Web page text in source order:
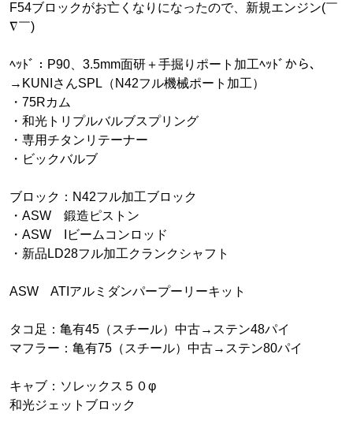
F54ブロックがお亡くなりになったので、新規エンジン(￣
∇￣)
ﾍｯﾄﾞ：P90、3.5mm面研＋手掘りポート加工ﾍｯﾄﾞから、
→KUNIさんSPL（N42フル機械ポート加工）
・75Rカム
・和光トリプルバルブスプリング
・専用チタンリテーナー
・ビックバルブ
ブロック：N42フル加工ブロック
・ASW 鍛造ピストン
・ASW Iビームコンロッド
・新品LD28フル加工クランクシャフト
ASW ATIアルミダンパープーリーキット
タコ足：亀有45（スチール）中古→ステン48パイ
マフラー：亀有75（スチール）中古→ステン80パイ
キャブ：ソレックス５０φ
和光ジェットブロック